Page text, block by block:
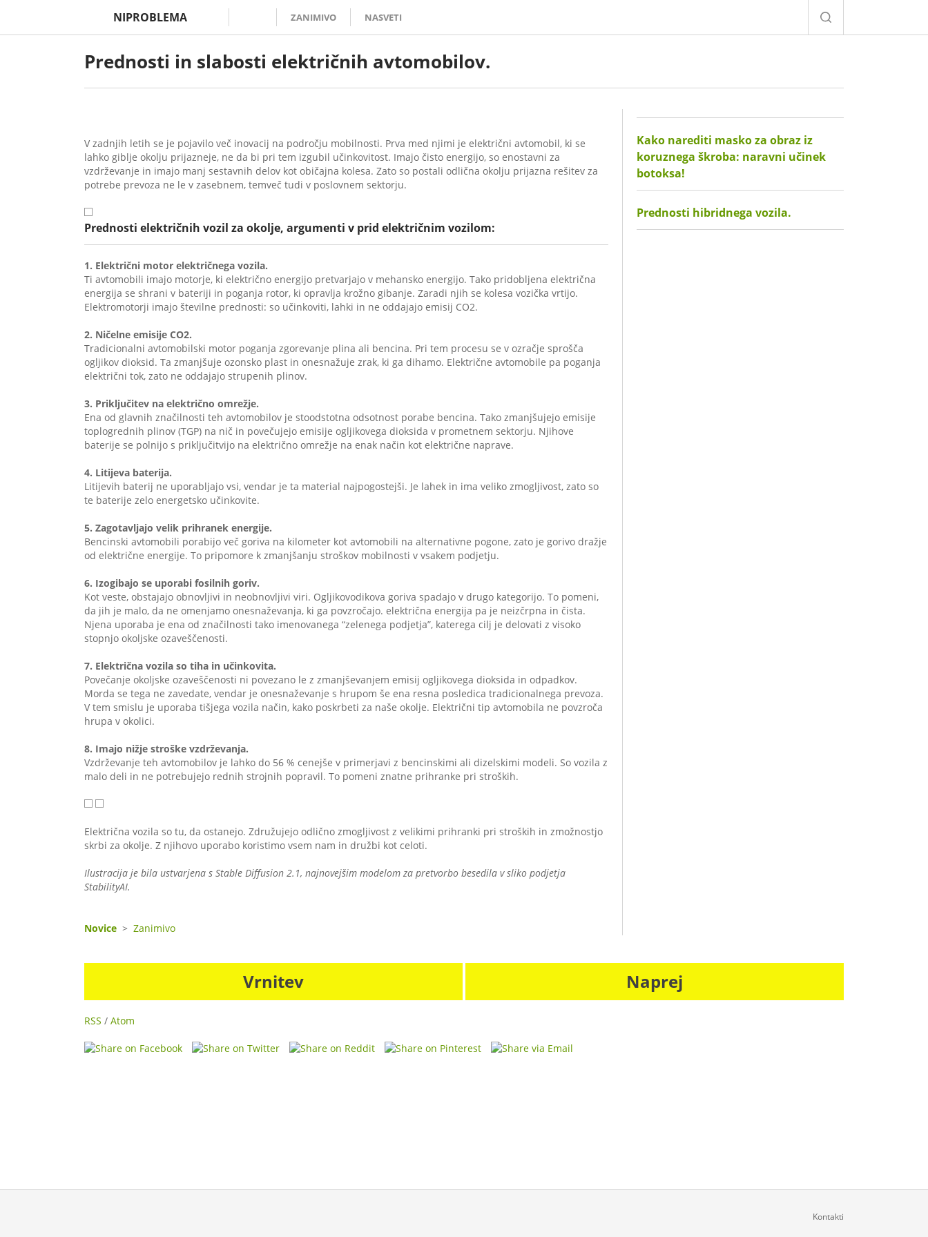
NIPROBLEMA ZANIMIVO NASVETI
Prednosti in slabosti električnih avtomobilov.
V zadnjih letih se je pojavilo več inovacij na področju mobilnosti. Prva med njimi je električni avtomobil, ki se
lahko giblje okolju prijazneje, ne da bi pri tem izgubil učinkovitost. Imajo čisto energijo, so enostavni za
vzdrževanje in imajo manj sestavnih delov kot običajna kolesa. Zato so postali odlična okolju prijazna rešitev za
potrebe prevoza ne le v zasebnem, temveč tudi v poslovnem sektorju.
Prednosti električnih vozil za okolje, argumenti v prid električnim vozilom:
1. Električni motor električnega vozila.
Ti avtomobili imajo motorje, ki električno energijo pretvarjajo v mehansko energijo. Tako pridobljena električna
energija se shrani v bateriji in poganja rotor, ki opravlja krožno gibanje. Zaradi njih se kolesa vozička vrtijo.
Elektromotorji imajo številne prednosti: so učinkoviti, lahki in ne oddajajo emisij CO2.
2. Ničelne emisije CO2.
Tradicionalni avtomobilski motor poganja zgorevanje plina ali bencina. Pri tem procesu se v ozračje sprošča
ogljikov dioksid. Ta zmanjšuje ozonsko plast in onesnažuje zrak, ki ga dihamo. Električne avtomobile pa poganja
električni tok, zato ne oddajajo strupenih plinov.
3. Priključitev na električno omrežje.
Ena od glavnih značilnosti teh avtomobilov je stoodstotna odsotnost porabe bencina. Tako zmanjšujejo emisije
toplogrednih plinov (TGP) na nič in povečujejo emisije ogljikovega dioksida v prometnem sektorju. Njihove
baterije se polnijo s priključitvijo na električno omrežje na enak način kot električne naprave.
4. Litijeva baterija.
Litijevih baterij ne uporabljajo vsi, vendar je ta material najpogostejši. Je lahek in ima veliko zmogljivost, zato so
te baterije zelo energetsko učinkovite.
5. Zagotavljajo velik prihranek energije.
Bencinski avtomobili porabijo več goriva na kilometer kot avtomobili na alternativne pogone, zato je gorivo dražje
od električne energije. To pripomore k zmanjšanju stroškov mobilnosti v vsakem podjetju.
6. Izogibajo se uporabi fosilnih goriv.
Kot veste, obstajajo obnovljivi in neobnovljivi viri. Ogljikovodikova goriva spadajo v drugo kategorijo. To pomeni,
da jih je malo, da ne omenjamo onesnaževanja, ki ga povzročajo. električna energija pa je neizčrpna in čista.
Njena uporaba je ena od značilnosti tako imenovanega “zelenega podjetja”, katerega cilj je delovati z visoko
stopnjo okoljske ozaveščenosti.
7. Električna vozila so tiha in učinkovita.
Povečanje okoljske ozaveščenosti ni povezano le z zmanjševanjem emisij ogljikovega dioksida in odpadkov.
Morda se tega ne zavedate, vendar je onesnaževanje s hrupom še ena resna posledica tradicionalnega prevoza.
V tem smislu je uporaba tišjega vozila način, kako poskrbeti za naše okolje. Električni tip avtomobila ne povzroča
hrupa v okolici.
8. Imajo nižje stroške vzdrževanja.
Vzdrževanje teh avtomobilov je lahko do 56 % cenejše v primerjavi z bencinskimi ali dizelskimi modeli. So vozila z
malo deli in ne potrebujejo rednih strojnih popravil. To pomeni znatne prihranke pri stroških.
Električna vozila so tu, da ostanejo. Združujejo odlično zmogljivost z velikimi prihranki pri stroških in zmožnostjo
skrbi za okolje. Z njihovo uporabo koristimo vsem nam in družbi kot celoti.
Ilustracija je bila ustvarjena s Stable Diffusion 2.1, najnovejšim modelom za pretvorbo besedila v sliko podjetja
StabilityAI.
Novice > Zanimivo
Kako narediti masko za obraz iz
koruznega škroba: naravni učinek
botoksa!
Prednosti hibridnega vozila.
Vrnitev Naprej
RSS / Atom
Kontakti